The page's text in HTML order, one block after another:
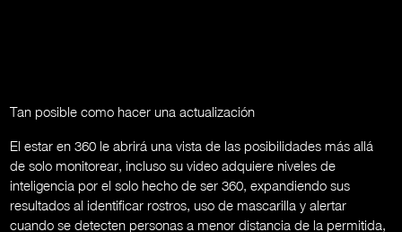
Tan posible como hacer una actualización
El estar en 360 le abrirá una vista de las posibilidades más allá
de solo monitorear, incluso su video adquiere niveles de
inteligencia por el solo hecho de ser 360, expandiendo sus
resultados al identificar rostros, uso de mascarilla y alertar
cuando se detecten personas a menor distancia de la permitida,